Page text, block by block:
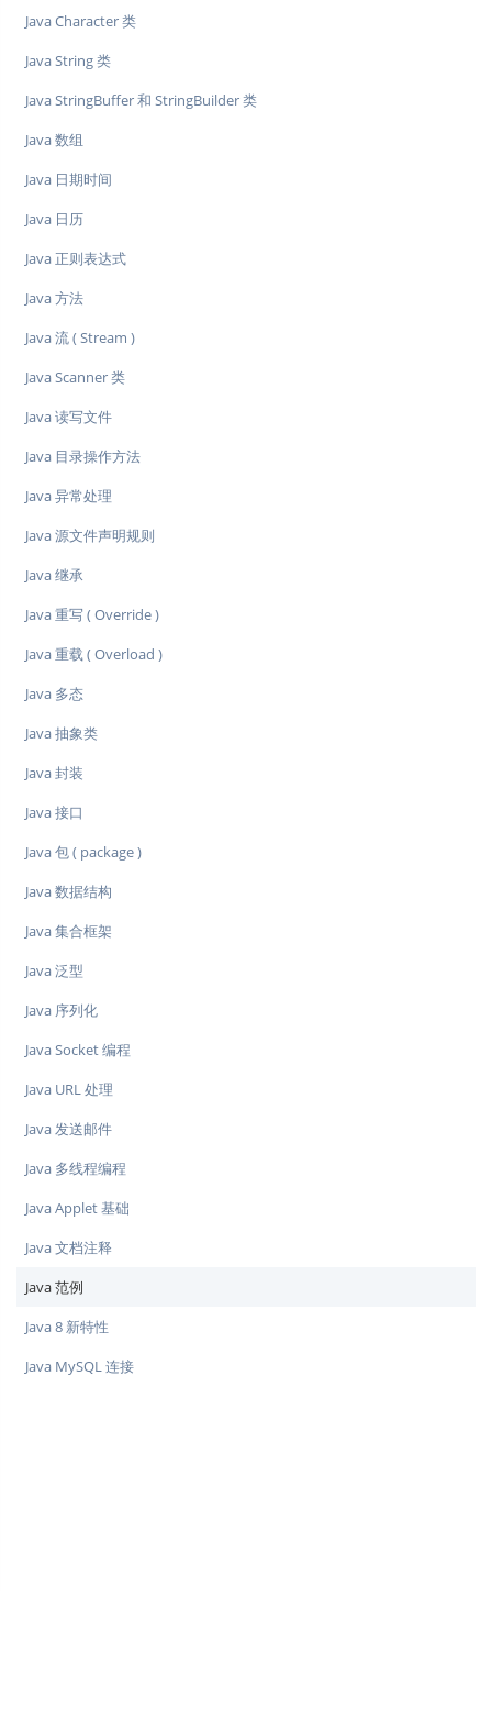
Java Character 类
Java String 类
Java StringBuffer 和 StringBuilder 类
Java 数组
Java 日期时间
Java 日历
Java 正则表达式
Java 方法
Java 流 ( Stream )
Java Scanner 类
Java 读写文件
Java 目录操作方法
Java 异常处理
Java 源文件声明规则
Java 继承
Java 重写 ( Override )
Java 重载 ( Overload )
Java 多态
Java 抽象类
Java 封装
Java 接口
Java 包 ( package )
Java 数据结构
Java 集合框架
Java 泛型
Java 序列化
Java Socket 编程
Java URL 处理
Java 发送邮件
Java 多线程编程
Java Applet 基础
Java 文档注释
Java 范例
Java 8 新特性
Java MySQL 连接